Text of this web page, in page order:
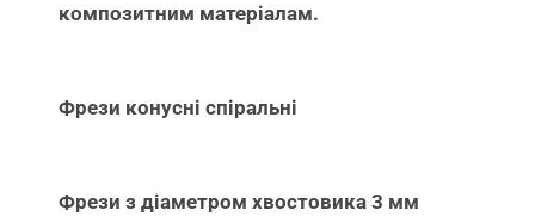
композитним матеріалам.
Фрези конусні спіральні
Фрези з діаметром хвостовика 3 мм